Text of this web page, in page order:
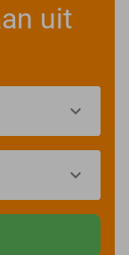
uit